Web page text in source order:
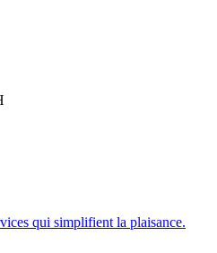
qui simplifient la plaisance.